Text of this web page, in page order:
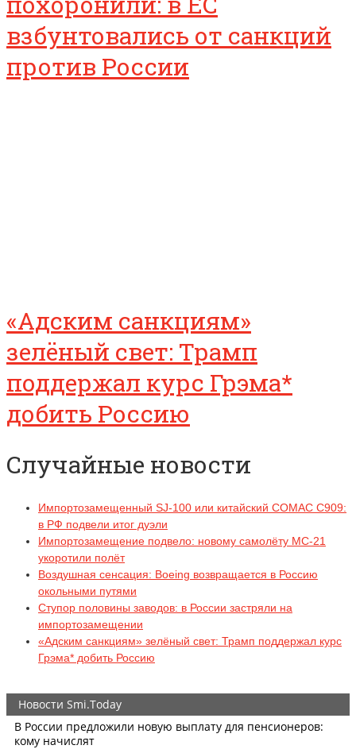
взбунтовались от санкций
против России
«Адским санкциям»
зелёный свет: Трамп
поддержал курс Грэма*
добить Россию
Случайные новости
Импортозамещенный SJ-100 или китайский COMAC C909:
в РФ подвели итог дуэли
Импортозамещение подвело: новому самолёту МС-21
укоротили полёт
Воздушная сенсация: Boeing возвращается в Россию
окольными путями
Ступор половины заводов: в России застряли на
импортозамещении
«Адским санкциям» зелёный свет: Трамп поддержал курс
Грэма* добить Россию